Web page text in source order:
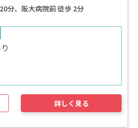
分、阪大病院前 徒歩 2分
詳しく見る